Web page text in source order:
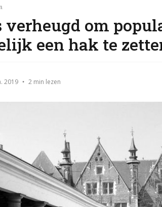
verheugd om
een hak te
2019 2 min lezen